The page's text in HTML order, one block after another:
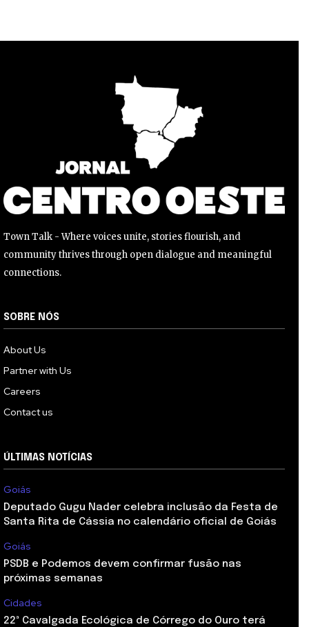
INSCREVER
Li e aceito aPolítica de Privacidade
Town Talk - Where voices unite, stories flourish, and
community thrives through open dialogue and meaningful
connections.
SOBRE NÓS
About Us
Partner with Us
Careers
Contact us
ÚLTIMAS NOTÍCIAS
Goiás
Deputado Gugu Nader celebra inclusão da Festa de
Santa Rita de Cássia no calendário oficial de Goiás
Goiás
PSDB e Podemos devem confirmar fusão nas
próximas semanas
Cidades
22ª Cavalgada Ecológica de Córrego do Ouro terá